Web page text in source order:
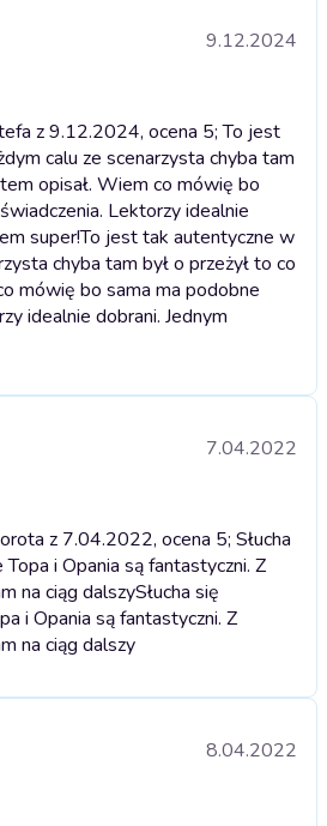
9.12.2024
z 9.12.2024, ocena 5; To jest
calu ze scenarzysta chyba tam
opisał. Wiem co mówię bo
Lektorzy idealnie
super!To jest tak autentyczne w
chyba tam był o przeżył to co
mówię bo sama ma podobne
idealnie dobrani. Jednym
7.04.2022
z 7.04.2022, ocena 5; Słucha
i Opania są fantastyczni. Z
na ciąg dalszySłucha się
i Opania są fantastyczni. Z
na ciąg dalszy
8.04.2022